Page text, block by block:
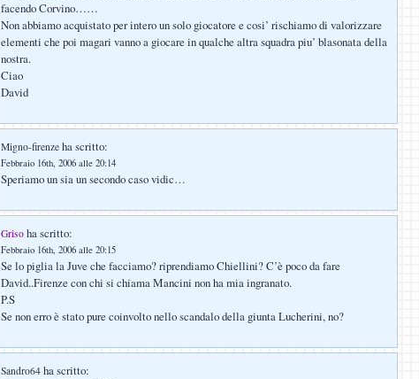
facendo Corvino……
Non abbiamo acquistato per intero un solo giocatore e cosi’ rischiamo di valorizzare
elementi che poi magari vanno a giocare in qualche altra squadra piu’ blasonata della
nostra.
Ciao
David
Migno-firenze ha scritto:
Febbraio 16th, 2006 alle 20:14
Speriamo un sia un secondo caso vidic…
Griso ha scritto:
Febbraio 16th, 2006 alle 20:15
Se lo piglia la Juve che facciamo? riprendiamo Chiellini? C’è poco da fare
David..Firenze con chi si chiama Mancini non ha mia ingranato.
P.S
Se non erro è stato pure coinvolto nello scandalo della giunta Lucherini, no?
Sandro64 ha scritto: